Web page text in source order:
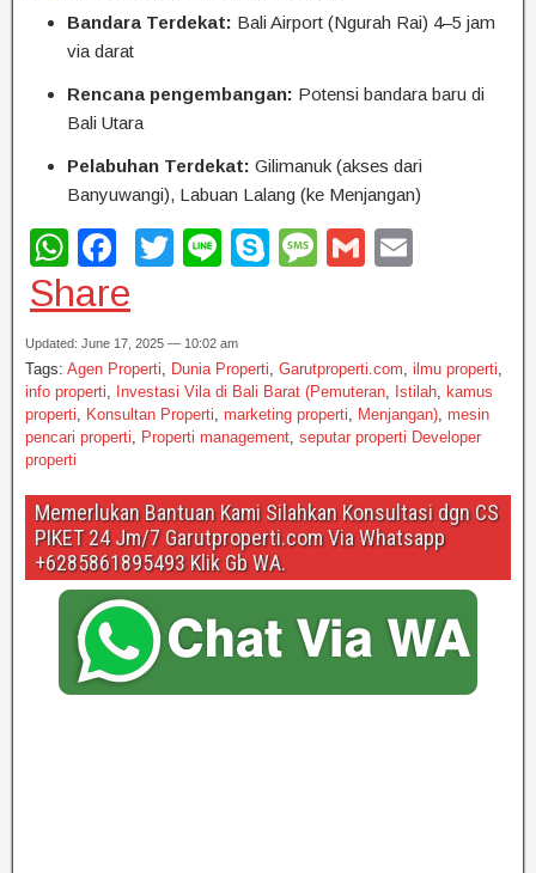
Bandara Terdekat: Bali Airport (Ngurah Rai) 4–5 jam
via darat
Rencana pengembangan: Potensi bandara baru di
Bali Utara
Pelabuhan Terdekat: Gilimanuk (akses dari
Banyuwangi), Labuan Lalang (ke Menjangan)
W
h
at
s
A
p
p
a
c
e
b
o
k
T
er
Li
S
e
M
a
g
e
G
Share
Updated: June 17, 2025 — 10:02 am
Tags: Agen Properti, Dunia Properti, Garutproperti.com, ilmu properti,
info properti, Investasi Vila di Bali Barat (Pemuteran, Istilah, kamus
properti, Konsultan Properti, marketing properti, Menjangan), mesin
pencari properti, Properti management, seputar properti Developer
properti
Memerlukan Bantuan Kami Silahkan Konsultasi dgn CS
PIKET 24 Jm/7 Garutproperti.com Via Whatsapp
+6285861895493 Klik Gb WA.